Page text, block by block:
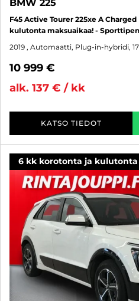
BMW 225
F45 Active Tourer 225xe A
kulutonta maksuaikaa! -
2019 , Automaatti, Plug-in-hybridi,
10 999 €
alk. 137 € / kk
KATSO TIEDOT
6 kk korotonta ja kulutonta